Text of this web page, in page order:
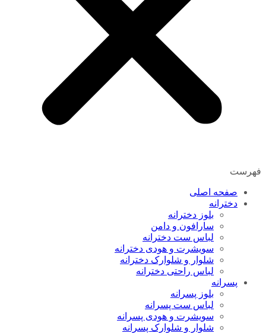
فهرست
صفحه اصلی
دخترانه
بلوز دخترانه
سارافون و دامن
لباس ست دخترانه
سویشرت و هودی دخترانه
شلوار و شلوارک دخترانه
لباس راحتی دخترانه
پسرانه
بلوز پسرانه
لباس ست پسرانه
سویشرت و هودی پسرانه
شلوار و شلوارک پسرانه